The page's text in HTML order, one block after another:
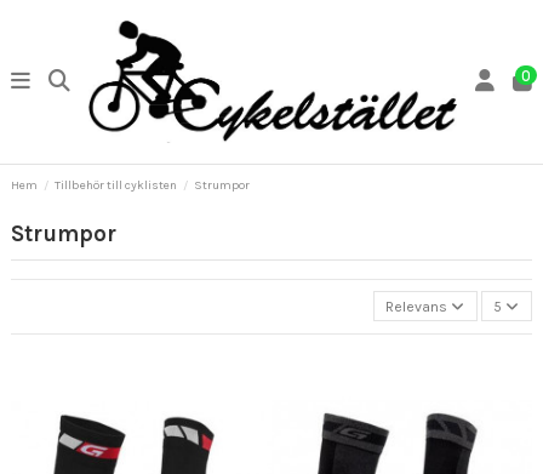
0
Hem Tillbehör till cyklisten Strumpor
Strumpor
Relevans 5